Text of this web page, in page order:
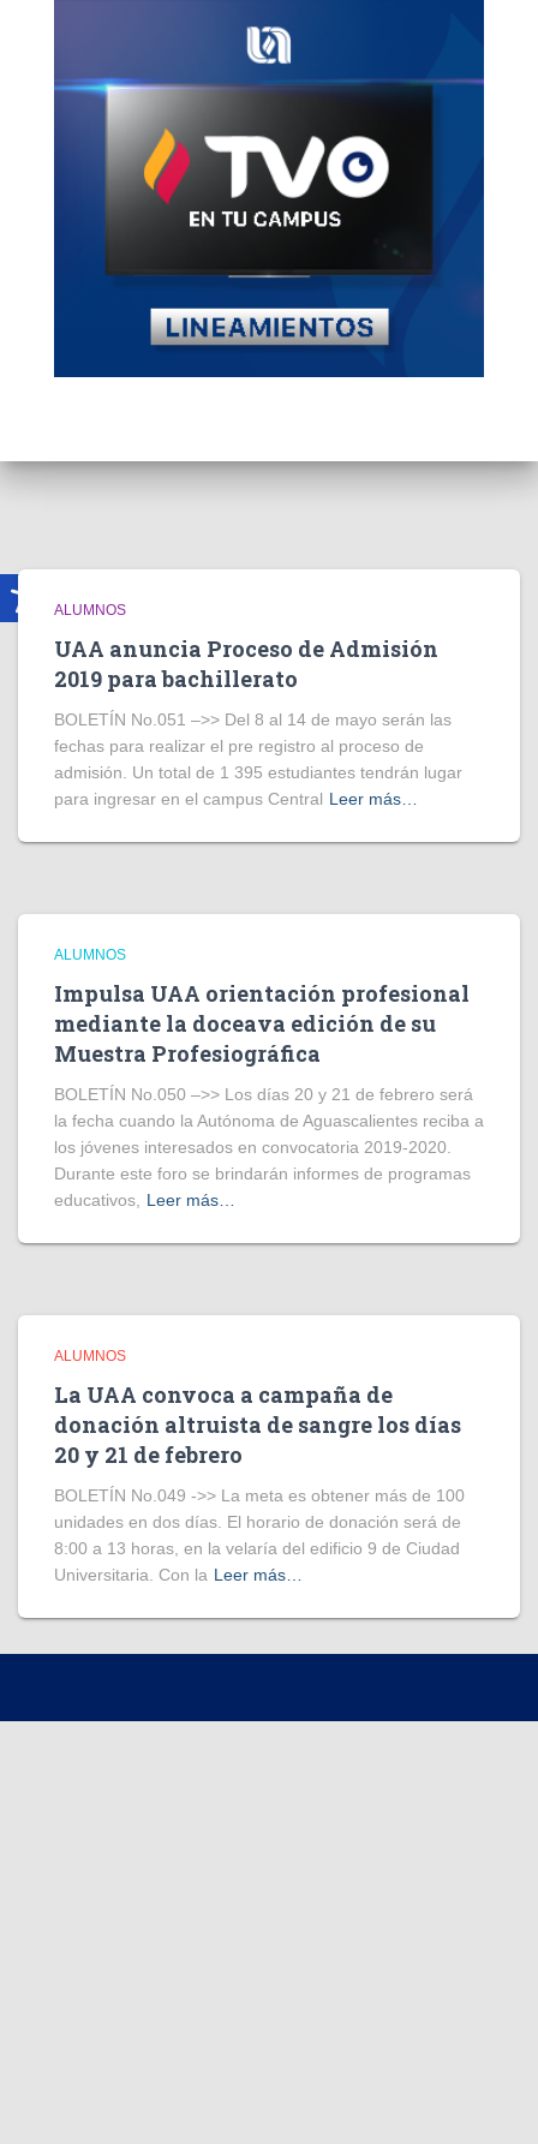
ALUMNOS
UAA anuncia Proceso de Admisión
2019 para bachillerato
BOLETÍN No.051 –>> Del 8 al 14 de mayo serán las
fechas para realizar el pre registro al proceso de
admisión. Un total de 1 395 estudiantes tendrán lugar
para ingresar en el campus Central Leer más…
ALUMNOS
Impulsa UAA orientación profesional
mediante la doceava edición de su
Muestra Profesiográfica
BOLETÍN No.050 –>> Los días 20 y 21 de febrero será
la fecha cuando la Autónoma de Aguascalientes reciba a
los jóvenes interesados en convocatoria 2019-2020.
Durante este foro se brindarán informes de programas
educativos,
Leer más…
ALUMNOS
La UAA convoca a campaña de
donación altruista de sangre los días
20 y 21 de febrero
BOLETÍN No.049 ->> La meta es obtener más de 100
unidades en dos días. El horario de donación será de
8:00 a 13 horas, en la velaría del edificio 9 de Ciudad
Universitaria. Con la Leer más…